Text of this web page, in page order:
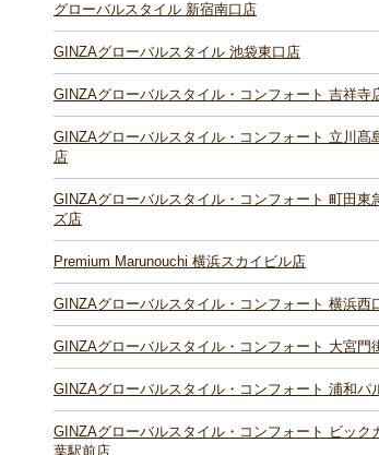
グローバルスタイル 新宿南口店
GINZAグローバルスタイル 池袋東口店
GINZAグローバルスタイル・コンフォート 吉祥寺
GINZAグローバルスタイル・コンフォート 立川髙
店
GINZAグローバルスタイル・コンフォート 町田東
ズ店
Premium Marunouchi 横浜スカイビル店
GINZAグローバルスタイル・コンフォート 横浜西
GINZAグローバルスタイル・コンフォート 大宮門
GINZAグローバルスタイル・コンフォート 浦和パ
GINZAグローバルスタイル・コンフォート ビック
葉駅前店